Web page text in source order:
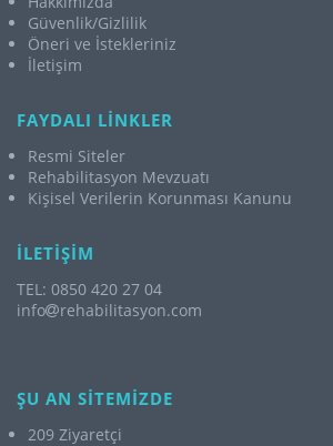
Güvenlik/Gizlilik
Öneri ve İstekleriniz
İletişim
FAYDALI LİNKLER
Resmi Siteler
Rehabilitasyon Mevzuatı
Kişisel Verilerin Korunması Kanunu
İLETİŞİM
TEL: 0850 420 27 04
info
rehabilitasyon.com
ŞU AN SİTEMİZDE
209 Ziyaretçi